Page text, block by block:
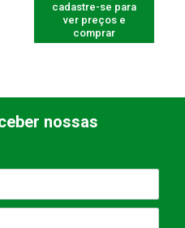
cadastre-se para
ver preços e
comprar
nossas